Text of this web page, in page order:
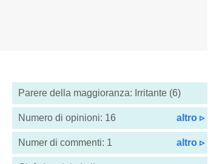
Parere della maggioranza: Irritante (6)
Numero di opinioni: 16 altro ▹
Numer di commenti: 1 altro ▹